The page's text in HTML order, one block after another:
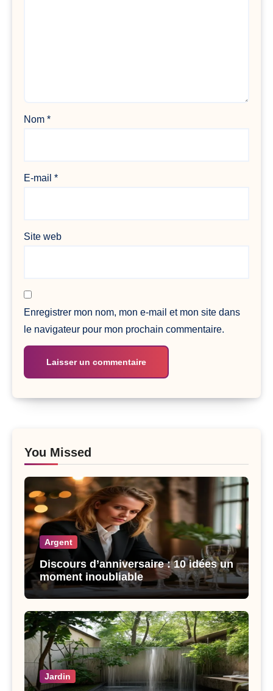
Nom*
E-mail*
Site web
Enregistrer mon nom, mon e-mail et mon site dans
le navigateur pour mon prochain commentaire.
You Missed
Argent
Discours d’anniversaire : 10 idées un
moment inoubliable
Jardin